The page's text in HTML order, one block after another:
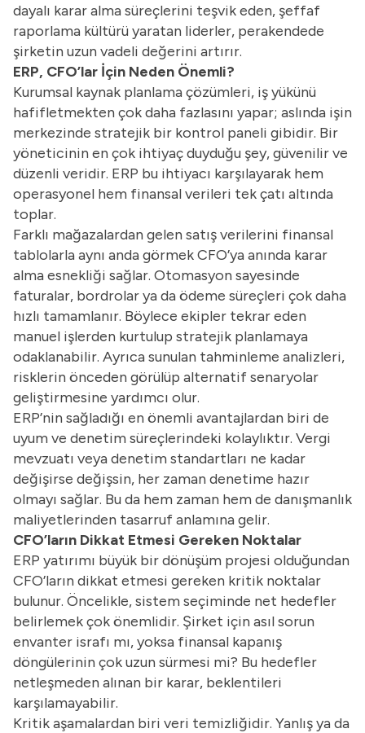
dayalı karar alma süreçlerini teşvik eden, şeffaf
raporlama kültürü yaratan liderler, perakendede
şirketin uzun vadeli değerini artırır.
ERP, CFO’lar İçin Neden Önemli?
Kurumsal kaynak planlama çözümleri, iş yükünü
hafifletmekten çok daha fazlasını yapar; aslında işin
merkezinde stratejik bir kontrol paneli gibidir. Bir
yöneticinin en çok ihtiyaç duyduğu şey, güvenilir ve
düzenli veridir. ERP bu ihtiyacı karşılayarak hem
operasyonel hem finansal verileri tek çatı altında
toplar.
Farklı mağazalardan gelen satış verilerini finansal
tablolarla aynı anda görmek CFO’ya anında karar
alma esnekliği sağlar. Otomasyon sayesinde
faturalar, bordrolar ya da ödeme süreçleri çok daha
hızlı tamamlanır. Böylece ekipler tekrar eden
manuel işlerden kurtulup stratejik planlamaya
odaklanabilir. Ayrıca sunulan tahminleme analizleri,
risklerin önceden görülüp alternatif senaryolar
geliştirmesine yardımcı olur.
ERP’nin sağladığı en önemli avantajlardan biri de
uyum ve denetim süreçlerindeki kolaylıktır. Vergi
mevzuatı veya denetim standartları ne kadar
değişirse değişsin, her zaman denetime hazır
olmayı sağlar. Bu da hem zaman hem de danışmanlık
maliyetlerinden tasarruf anlamına gelir.
CFO’ların Dikkat Etmesi Gereken Noktalar
ERP yatırımı büyük bir dönüşüm projesi olduğundan
CFO’ların dikkat etmesi gereken kritik noktalar
bulunur. Öncelikle, sistem seçiminde net hedefler
belirlemek çok önemlidir. Şirket için asıl sorun
envanter israfı mı, yoksa finansal kapanış
döngülerinin çok uzun sürmesi mi? Bu hedefler
netleşmeden alınan bir karar, beklentileri
karşılamayabilir.
Kritik aşamalardan biri veri temizliğidir. Yanlış ya da